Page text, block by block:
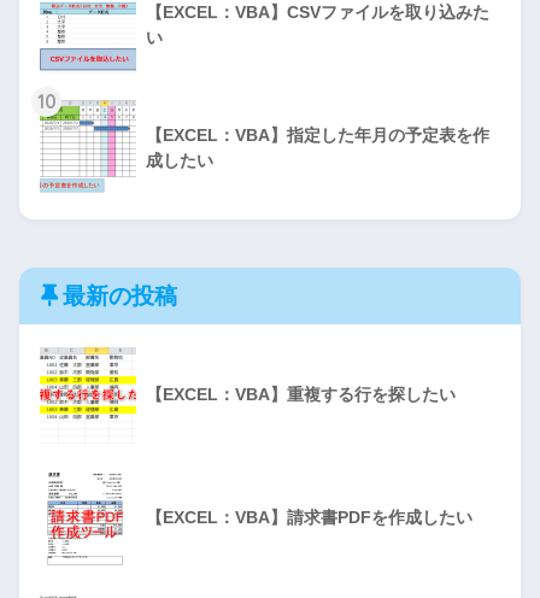
【EXCEL：VBA】CSVファイルを取り込みた
い
10
【EXCEL：VBA】指定した年月の予定表を作
成したい
最新の投稿
【EXCEL：VBA】重複する行を探したい
【EXCEL：VBA】請求書PDFを作成したい